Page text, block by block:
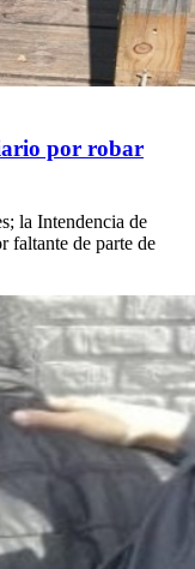
por robar
la Intendencia de
faltante de parte de